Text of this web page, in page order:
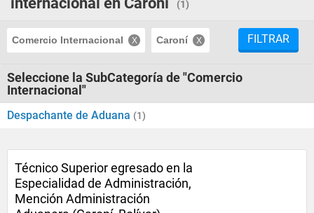
(1)
Comercio Internacional Caroní FILTRAR
Seleccione la SubCategoría de "Comercio
Internacional"
Despachante de Aduana (1)
Técnico Superior egresado en la
Especialidad de Administración,
Mención Administración